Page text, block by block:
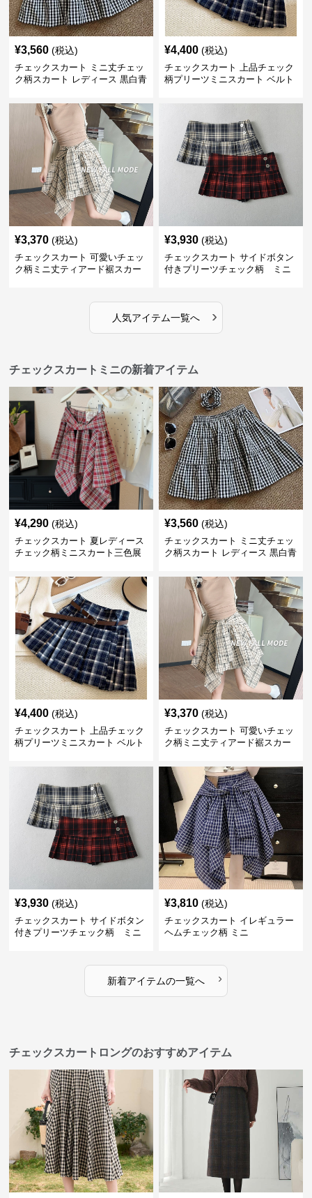
¥3,560 (税込)
チェックスカート ミニ丈チェッ
ク柄スカート レディース 黒白青
¥4,400 (税込)
チェックスカート 上品チェック
柄プリーツミニスカート ベルト
¥3,370 (税込)
チェックスカート 可愛いチェッ
ク柄ミニ丈ティアード裾スカー
¥3,930 (税込)
チェックスカート サイドボタン
付きプリーツチェック柄 ミニ
人気アイテム一覧へ ›
チェックスカートミニの新着アイテム
¥4,290 (税込)
チェックスカート 夏レディース
チェック柄ミニスカート三色展
¥3,560 (税込)
チェックスカート ミニ丈チェッ
ク柄スカート レディース 黒白青
¥4,400 (税込)
チェックスカート 上品チェック
柄プリーツミニスカート ベルト
¥3,370 (税込)
チェックスカート 可愛いチェッ
ク柄ミニ丈ティアード裾スカー
¥3,930 (税込)
チェックスカート サイドボタン
付きプリーツチェック柄 ミニ
¥3,810 (税込)
チェックスカート イレギュラー
ヘムチェック柄 ミニ
新着アイテムの一覧へ ›
チェックスカートロングのおすすめアイテム